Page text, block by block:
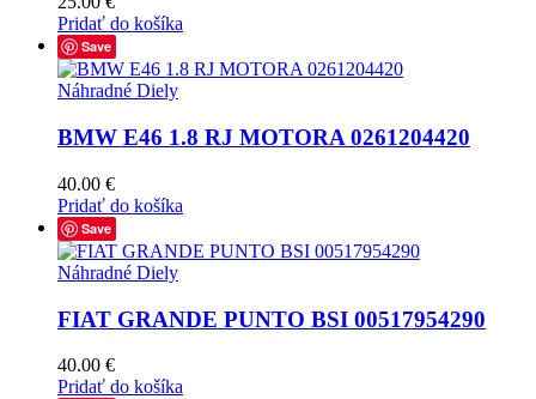
Pridať do košíka
Save
Náhradné Diely
BMW E46 1.8 RJ MOTORA 0261204420
40.00 €
Pridať do košíka
Save
Náhradné Diely
FIAT GRANDE PUNTO BSI 00517954290
40.00 €
Pridať do košíka